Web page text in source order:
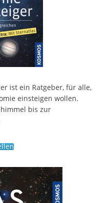
ist ein Ratgeber, für alle,
einsteigen wollen.
bis zur